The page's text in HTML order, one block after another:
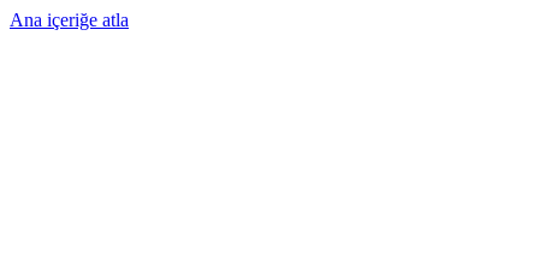
Ana içeriğe atla